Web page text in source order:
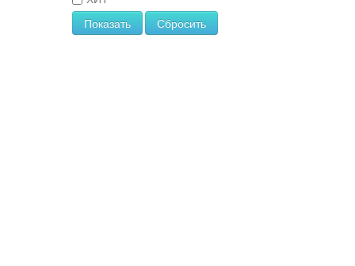
Copyright
MAXXmarketing
Показать Сбросить